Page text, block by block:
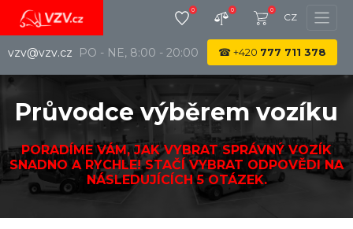
vzv@vzv.cz
0 0 0
CZ
PO - NE, 8:00 - 20:00 ☎+420 777 711 378
Průvodce výběrem vozíku
PORADÍME VÁM, JAK VYBRAT SPRÁVNÝ VOZÍK
SNADNO A RYCHLE! STAČÍ VYBRAT ODPOVĚDI NA
NÁSLEDUJÍCÍCH5 OTÁZEK.